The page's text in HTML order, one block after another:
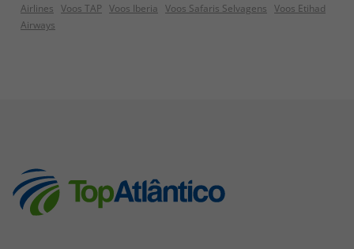
Airlines Voos TAP Voos Iberia Voos Safaris Selvagens Voos Etihad
Airways